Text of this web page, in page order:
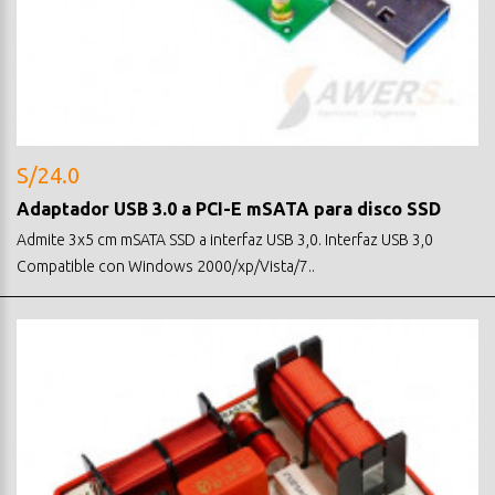
S/24.0
Adaptador USB 3.0 a PCI-E mSATA para disco SSD
Admite 3x5 cm mSATA SSD a interfaz USB 3,0. Interfaz USB 3,0
Compatible con Windows 2000/xp/Vista/7..